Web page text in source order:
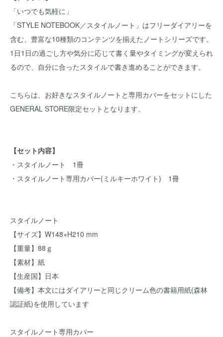
「いつでも気軽に」
「STYLE NOTEBOOK／スタイルノート」はフリーダイアリーを
含む、豊富な10種類のコンテンツを揃えたノートシリーズです。
1日1日の過ごし方や気分に応じて書く量やタイミングが変えられ
るので、自分に合ったスタイルで書き進めることができます。
こちらは、お好きなスタイルノートと専用カバーをセットにした
GENERAL STORE限定セットとなります。
【セット内容】
・スタイルノート 1冊
・スタイルノート専用カバー(ミルキーホワイト) 1冊
スタイルノート
【サイズ】W148×H210 mm
【重量】88ｇ
【素材】紙
【生産国】日本
【備考】本文にはダイアリーと同じクリーム色の書籍用紙(森林
認証紙)を使用しています
スタイルノート専用カバー